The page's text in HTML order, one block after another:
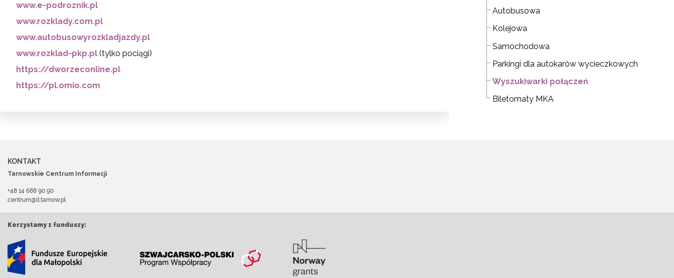
www.e-podroznik.pl
www.rozklady.com.pl
www.autobusowyrozkladjazdy.pl
www.rozklad-pkp.pl (tylko pociągi)
https://dworzeconline.pl
https://pl.omio.com
Autobusowa
Kolejowa
Samochodowa
Parkingi dla autokarów wycieczkowych
Wyszukiwarki połączeń
Biletomaty MKA
KONTAKT
Tarnowskie Centrum Informacji
+48 14 688 90 90
centrum@it.tarnow.pl
Korzystamy z funduszy: